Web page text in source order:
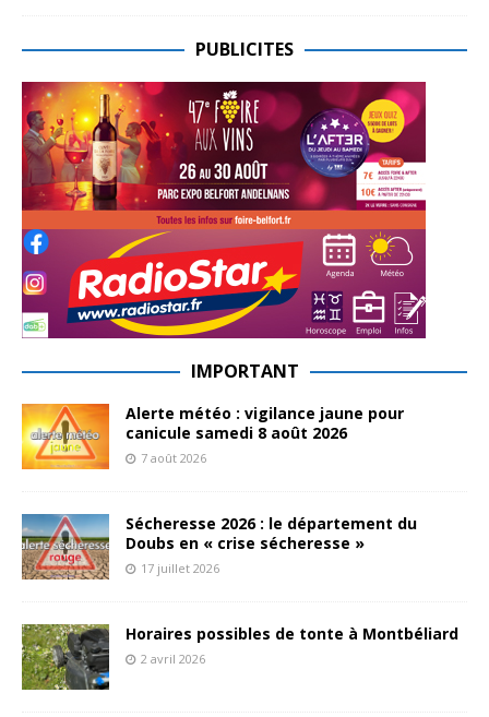
PUBLICITES
IMPORTANT
Alerte météo : vigilance jaune pour
canicule samedi 8 août 2026
7 août 2026
Sécheresse 2026 : le département du
Doubs en « crise sécheresse »
17 juillet 2026
Horaires possibles de tonte à Montbéliard
2 avril 2026